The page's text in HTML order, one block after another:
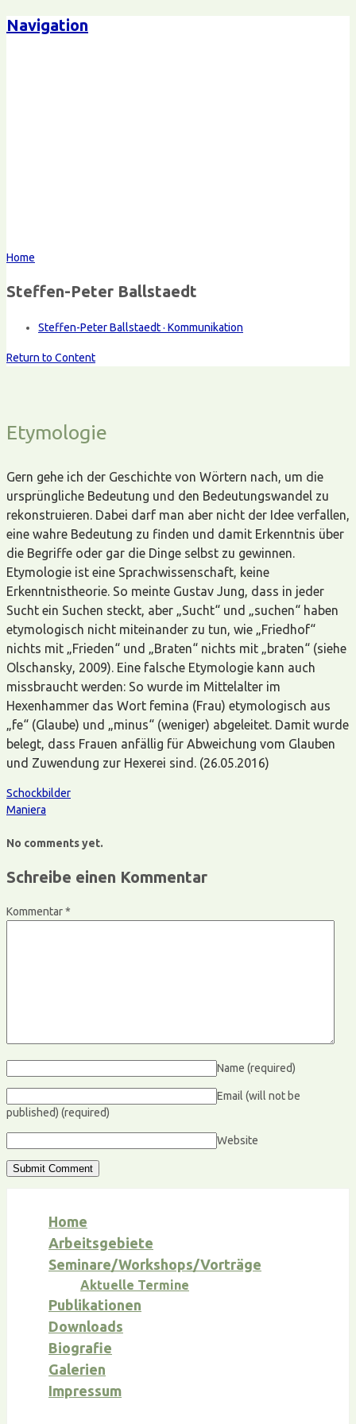
Navigation
Home
Steffen-Peter Ballstaedt
Steffen-Peter Ballstaedt · Kommunikation
Return to Content
Etymologie
Gern gehe ich der Geschichte von Wörtern nach, um die
ursprüngliche Bedeutung und den Bedeutungswandel zu
rekonstruieren. Dabei darf man aber nicht der Idee verfallen,
eine wahre Bedeutung zu finden und damit Erkenntnis über
die Begriffe oder gar die Dinge selbst zu gewinnen.
Etymologie ist eine Sprachwissenschaft, keine
Erkenntnistheorie. So meinte Gustav Jung, dass in jeder
Sucht ein Suchen steckt, aber „Sucht“ und „suchen“ haben
etymologisch nicht miteinander zu tun, wie „Friedhof“
nichts mit „Frieden“ und „Braten“ nichts mit „braten“ (siehe
Olschansky, 2009). Eine falsche Etymologie kann auch
missbraucht werden: So wurde im Mittelalter im
Hexenhammer das Wort femina (Frau) etymologisch aus
„fe“ (Glaube) und „minus“ (weniger) abgeleitet. Damit wurde
belegt, dass Frauen anfällig für Abweichung vom Glauben
und Zuwendung zur Hexerei sind. (26.05.2016)
Schockbilder
Maniera
No comments yet.
Schreibe einen Kommentar
Kommentar*
Name (required)
Email (will not be
published) (required)
Website
Home
Arbeitsgebiete
Seminare/Workshops/Vorträge
Aktuelle Termine
Publikationen
Downloads
Biografie
Galerien
Impressum